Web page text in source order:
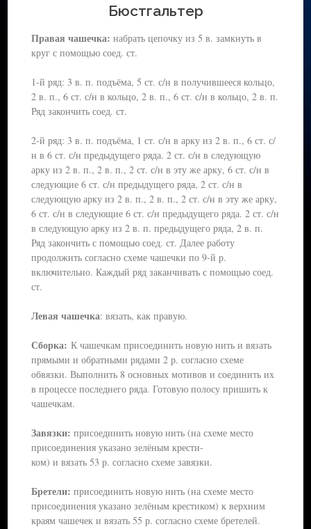
Бюстгальтер
Правая чашечка: набрать цепочку из 5 в. замкнуть в
круг с помощью соед. ст.
1-й ряд: 3 в. п. подъёма, 5 ст. с/н в получившееся кольцо,
2 в. п., 6 ст. с/н в кольцо, 2 в. п., 6 ст. с/н в кольцо, 2 в. п.
Ряд закончить соед. ст.
2-й ряд: 3 в. п. подъёма, 1 ст. с/н в арку из 2 в. п., 6 ст. с/
н в 6 ст. с/н предыдущего ряда. 2 ст. с/н в следующую
арку из 2 в. п., 2 в. п., 2 ст. с/н в эту же арку, 6 ст. с/н в
следующие 6 ст. с/н предыдущего ряда, 2 ст. с/н в
следующую арку из 2 в. п., 2 в. п., 2 ст. с/н в эту же арку,
6 ст. с/н в следующие 6 ст. с/н предыдущего ряда. 2 ст. с/н
в следующую арку из 2 в. п. предыдущего ряда, 2 в. п.
Ряд закончить с помощью соед. ст. Далее работу
продолжить согласно схеме чашечки по 9-й р.
включительно. Каждый ряд заканчивать с помощью соед.
ст.
Левая чашечка: вязать, как правую.
Сборка: К чашечкам присоединить новую нить и вязать
прямыми и обратными рядами 2 р. согласно схеме
обвязки. Выполнить 8 основных мотивов и соединить их
в процессе последнего ряда. Готовую полосу пришить к
чашечкам.
Завязки: присоединить новую нить (на схеме место
присоединения указано зелёным крести-
ком) и вязать 53 р. согласно схеме завязки.
Бретели: присоединить новую нить (на схеме место
присоединения указано зелёным крестиком) к верхним
краям чашечек и вязать 55 р. согласно схеме бретелей.